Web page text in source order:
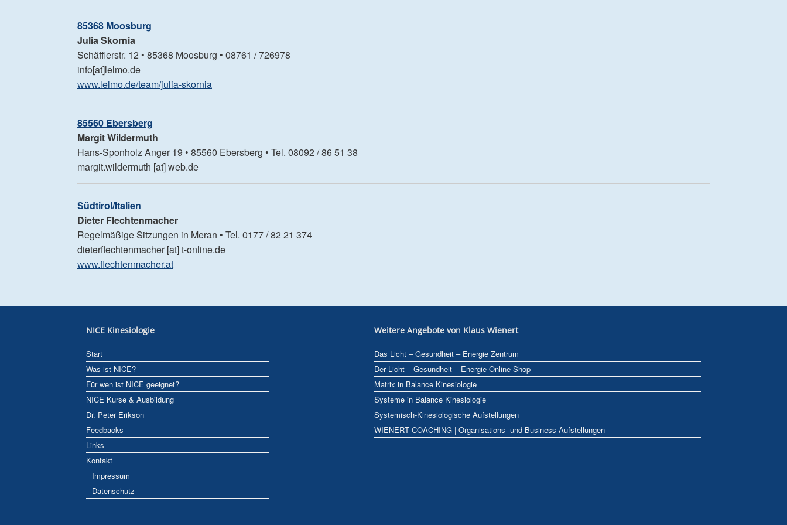
85368 Moosburg
Julia Skornia
Schäfflerstr. 12 • 85368 Moosburg • 08761 / 726978
info[at]lelmo.de
www.lelmo.de/team/julia-skornia
85560 Ebersberg
MargitWildermuth
Hans-Sponholz Anger 19 • 85560 Ebersberg • Tel. 08092 / 86 51 38
margit.wildermuth [at] web.de
Südtirol/Italien
Dieter Flechtenmacher
Regelmäßige Sitzungen in Meran • Tel. 0177 / 82 21 374
dieterflechtenmacher [at] t-online.de
www.flechtenmacher.at
NICE Kinesiologie
Start
Was ist NICE?
Für wen ist NICE geeignet?
NICE Kurse & Ausbildung
Dr. Peter Erikson
Feedbacks
Links
Kontakt
Impressum
Datenschutz
Weitere Angebote von Klaus Wienert
Das Licht – Gesundheit – Energie Zentrum
Der Licht – Gesundheit – Energie Online-Shop
Matrix in Balance Kinesiologie
Systeme in Balance Kinesiologie
Systemisch-Kinesiologische Aufstellungen
WIENERT COACHING | Organisations- und Business-Aufstellungen